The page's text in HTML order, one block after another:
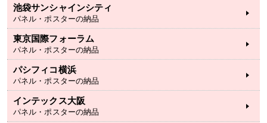
池袋サンシャインシティ
パネル・ポスターの納品
東京国際フォーラム
パネル・ポスターの納品
パシフィコ横浜
パネル・ポスターの納品
インテックス大阪
パネル・ポスターの納品